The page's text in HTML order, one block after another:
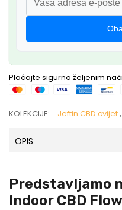
Plaćajte sigurno željenim
KOLEKCIJE: Jeftin CBD cvijet,
OPIS
Predstavljamo
Indoor CBD